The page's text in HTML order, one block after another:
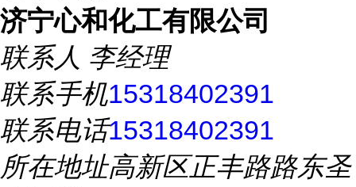
济宁心和化工有限公司
联系人 李经理
联系手机15318402391
联系电话15318402391
所在地址高新区正丰路路东圣